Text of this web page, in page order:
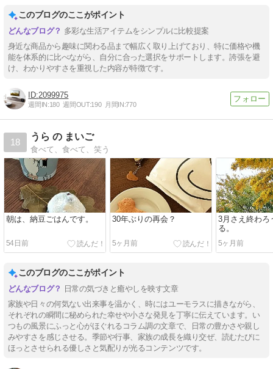
このブログのここがポイント
多彩な生活アイテムをシンプルに比較提案
身近な商品から趣味に関わる品まで幅広く取り上げており、特に価格や機
能を体系的に比べながら、自分に合った選択をサポートします。誇張を避
け、わかりやすさを重視した内容が特徴です。
2099975
週間IN:180 週間OUT:190 月間IN:770
18
うら の まいご
食べて、食べて、笑う
朝は、納豆ごはんです。
54日前
30年ぶりの再会？
5ヶ月前
3月さえ終わろ
る。
5ヶ月前
このブログのここがポイント
日常の気づきと癒やしを映す文章
家族や日々の何気ない出来事を温かく、時にはユーモラスに描きながら、
それぞれの瞬間に秘められた幸せや小さな発見を丁寧に伝えています。い
つもの風景にふっと心がほぐれるコラム調の文章で、日常の豊かさや親し
みやすさを感じさせる。季節や行事、家族の成長を織り交ぜ、読むたびに
ほっとさせられる優しさと気配りが光るコンテンツです。